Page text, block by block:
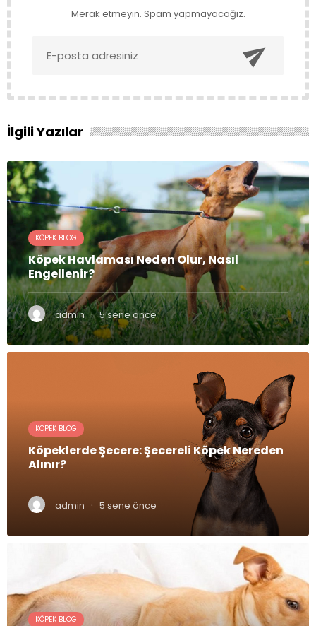
Merak etmeyin. Spam yapmayacağız.

İlgili Yazılar
KÖPEK BLOG
Köpek Havlaması Neden Olur, Nasıl
Engellenir?
admin · 5 sene önce
KÖPEK BLOG
Köpeklerde Şecere: Şecereli Köpek Nereden
Alınır?
admin · 5 sene önce
KÖPEK BLOG